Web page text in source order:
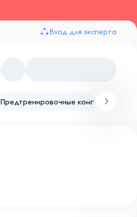
Вход для эксперта
Предтренировочные комплексы